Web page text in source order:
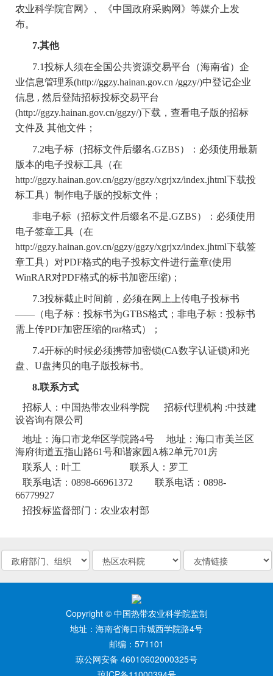
农业科学院官网》、《中国政府采购网》 等媒介上发
布。
7.其他
7.1投标人须在全国公共资源交易平台（海南省）企
业信息管理系(http://ggzy.hainan.gov.cn /ggzy/)中登记企业
信息 , 然后登陆招标投标交易平台
(http://ggzy.hainan.gov.cn/ggzy/)下载，查看电子版的招标
文件及 其他文件；
7.2电子标（招标文件后缀名.GZBS）：必须使用最新
版本的电子投标工具（在
http://ggzy.hainan.gov.cn/ggzy/ggzy/xgrjxz/index.jhtml下载投
标工具）制作电子版的投标文件；
非电子标（招标文件后缀名不是.GZBS）：必须使用
电子签章工具（在
http://ggzy.hainan.gov.cn/ggzy/ggzy/xgrjxz/index.jhtml下载签
章工具）对PDF格式的电子投标文件进行盖章(使用
WinRAR对PDF格式的标书加密压缩)；
7.3投标截止时间前，必须在网上上传电子投标书
——（电子标：投标书为GTBS格式；非电子标：投标书
需上传PDF加密压缩的rar格式）；
7.4开标的时候必须携带加密锁(CA数字认证锁)和光
盘、U盘拷贝的电子版投标书。
8.联系方式
招标人：中国热带农业科学院 招标代理机构 :中技建
设咨询有限公司
地址：海口市龙华区学院路4号 地址：海口市美兰区
海府街道五指山路61号和谐家园A栋2单元701房
联系人：叶工 联系人：罗工
联系电话：0898-66961372 联系电话：0898-
66779927
招投标监督部门：农业农村部
Copyright © 中国热带农业科学院监制
地址：海南省海口市城西学院路4号
邮编：571101
琼公网安备 46010602000325号